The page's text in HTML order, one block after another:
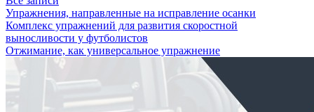
Упражнения, направленные на исправление осанки
Комплекс упражнений для развития скоростной
выносливости у футболистов
Отжимание, как универсальное упражнение